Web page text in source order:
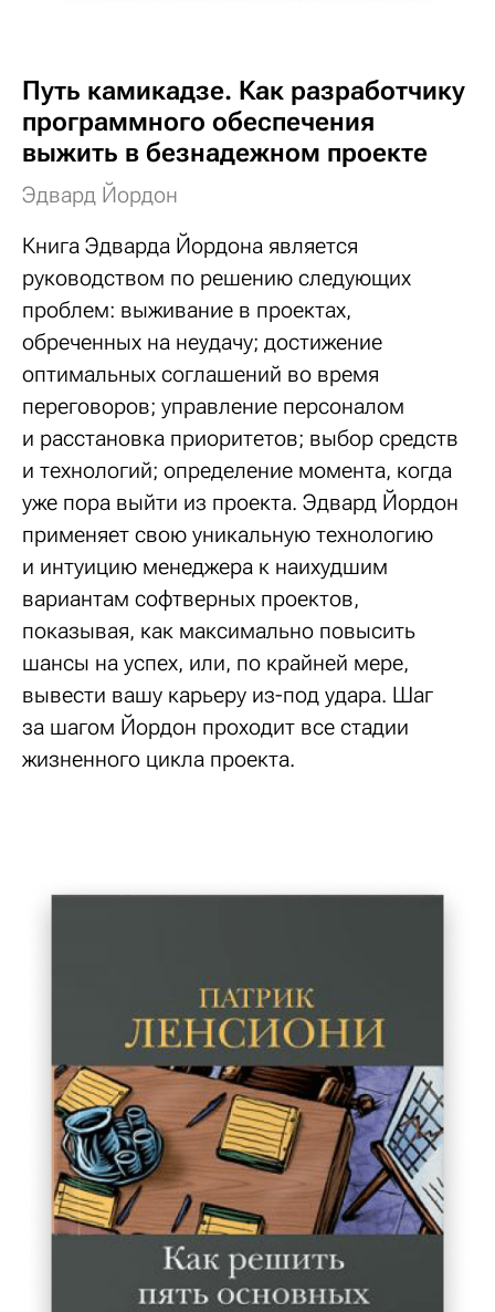
Путь камикадзе. Как разработчику
программного обеспечения
выжить в безнадежном проекте
Эдвард Йордон
Книга Эдварда Йордона является
руководством по решению следующих
проблем: выживание в проектах,
обреченных на неудачу; достижение
оптимальных соглашений во время
переговоров; управление персоналом
и расстановка приоритетов; выбор средств
и технологий; определение момента, когда
уже пора выйти из проекта. Эдвард Йордон
применяет свою уникальную технологию
и интуицию менеджера к наихудшим
вариантам софтверных проектов,
показывая, как максимально повысить
шансы на успех, или, по крайней мере,
вывести вашу карьеру из-под удара. Шаг
за шагом Йордон проходит все стадии
жизненного цикла проекта.